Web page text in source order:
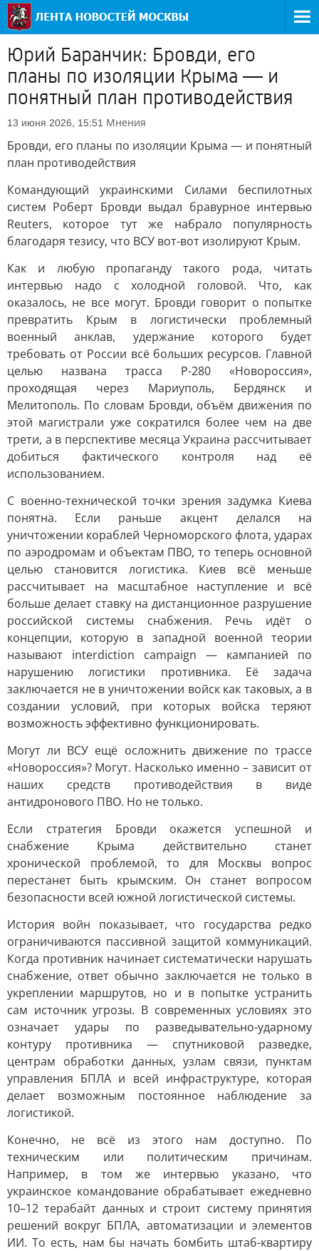
Юрий Баранчик: Бровди, его
планы по изоляции Крыма — и
понятный план противодействия
13 июня 2026, 15:51 Мнения
Бровди, его планы по изоляции Крыма — и понятный
план противодействия
Командующий украинскими Силами беспилотных
систем Роберт Бровди выдал бравурное интервью
Reuters, которое тут же набрало популярность
благодаря тезису, что ВСУ вот-вот изолируют Крым.
Как и любую пропаганду такого рода, читать
интервью надо с холодной головой. Что, как
оказалось, не все могут. Бровди говорит о попытке
превратить Крым в логистически проблемный
военный анклав, удержание которого будет
требовать от России всё больших ресурсов. Главной
целью названа трасса Р-280 «Новороссия»,
проходящая через Мариуполь, Бердянск и
Мелитополь. По словам Бровди, объём движения по
этой магистрали уже сократился более чем на две
трети, а в перспективе месяца Украина рассчитывает
добиться фактического контроля над её
использованием.
С военно-технической точки зрения задумка Киева
понятна. Если раньше акцент делался на
уничтожении кораблей Черноморского флота, ударах
по аэродромам и объектам ПВО, то теперь основной
целью становится логистика. Киев всё меньше
рассчитывает на масштабное наступление и всё
больше делает ставку на дистанционное разрушение
российской системы снабжения. Речь идёт о
концепции, которую в западной военной теории
называют interdiction campaign — кампанией по
нарушению логистики противника. Её задача
заключается не в уничтожении войск как таковых, а в
создании условий, при которых войска теряют
возможность эффективно функционировать.
Могут ли ВСУ ещё осложнить движение по трассе
«Новороссия»? Могут. Насколько именно – зависит от
наших средств противодействия в виде
антидронового ПВО. Но не только.
Если стратегия Бровди окажется успешной и
снабжение Крыма действительно станет
хронической проблемой, то для Москвы вопрос
перестанет быть крымским. Он станет вопросом
безопасности всей южной логистической системы.
История войн показывает, что государства редко
ограничиваются пассивной защитой коммуникаций.
Когда противник начинает систематически нарушать
снабжение, ответ обычно заключается не только в
укреплении маршрутов, но и в попытке устранить
сам источник угрозы. В современных условиях это
означает удары по разведывательно-ударному
контуру противника — спутниковой разведке,
центрам обработки данных, узлам связи, пунктам
управления БПЛА и всей инфраструктуре, которая
делает возможным постоянное наблюдение за
логистикой.
Конечно, не всё из этого нам доступно. По
техническим или политическим причинам.
Например, в том же интервью указано, что
украинское командование обрабатывает ежедневно
10–12 терабайт данных и строит систему принятия
решений вокруг БПЛА, автоматизации и элементов
ИИ. То есть, нам бы начать бомбить штаб-квартиру